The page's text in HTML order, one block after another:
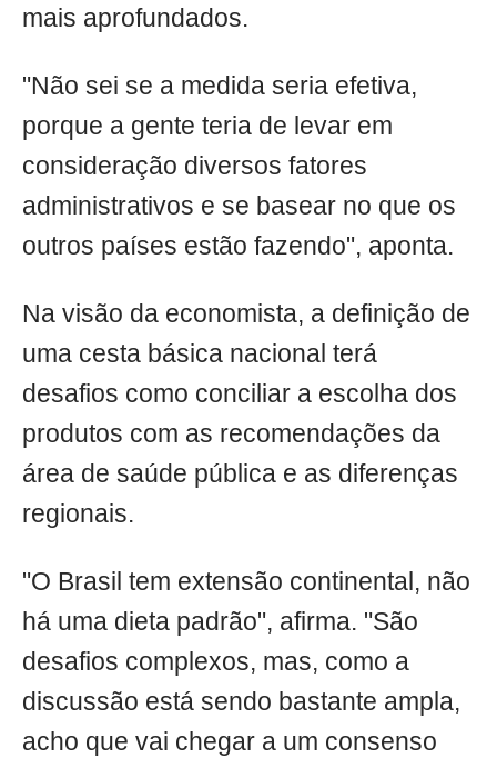
mais aprofundados.
"Não sei se a medida seria efetiva,
porque a gente teria de levar em
consideração diversos fatores
administrativos e se basear no que os
outros países estão fazendo", aponta.
Na visão da economista, a definição de
uma cesta básica nacional terá
desafios como conciliar a escolha dos
produtos com as recomendações da
área de saúde pública e as diferenças
regionais.
"O Brasil tem extensão continental, não
há uma dieta padrão", afirma. "São
desafios complexos, mas, como a
discussão está sendo bastante ampla,
acho que vai chegar a um consenso